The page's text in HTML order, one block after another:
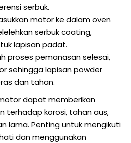
serbuk.
motor ke dalam oven
serbuk coating,
lapisan padat.
proses pemanasan selesai,
sehingga lapisan powder
dan tahan.
dapat memberikan
terhadap korosi, tahan aus,
lama. Penting untuk mengikuti
dan menggunakan